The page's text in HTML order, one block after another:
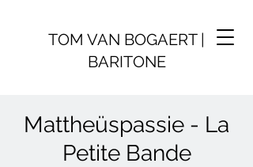
TOM VAN BOGAERT |
BARITONE
Mattheüspassie - La
Petite Bande